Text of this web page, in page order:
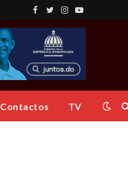
Facebook
TwitterInstagram
YouTube
Contactos TV